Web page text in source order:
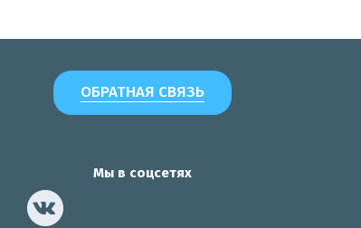
ОБРАТНАЯ СВЯЗЬ
Мы в соцсетях